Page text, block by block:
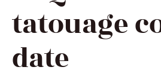
tatouage
date